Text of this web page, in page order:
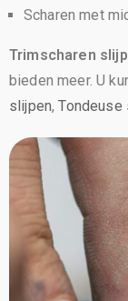
Scharen met
Trimscharen
bieden meer. U
slijpen,Tondeuse